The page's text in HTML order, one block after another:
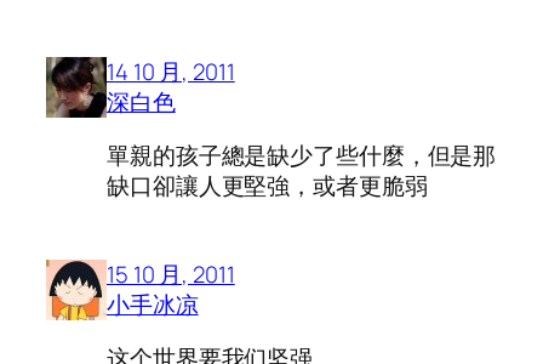
14 10 月, 2011
深白色
單親的孩子總是缺少了些什麼，但是那
缺口卻讓人更堅強，或者更脆弱
15 10 月, 2011
小手冰凉
这个世界要我们坚强、、、